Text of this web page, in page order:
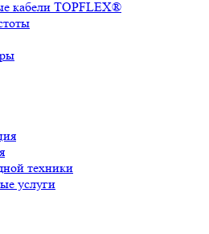
кабели TOPFLEX®
техники
услуги